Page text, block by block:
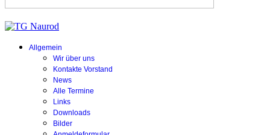
Allgemein
Wir über uns
Kontakte Vorstand
News
Alle Termine
Links
Downloads
Bilder